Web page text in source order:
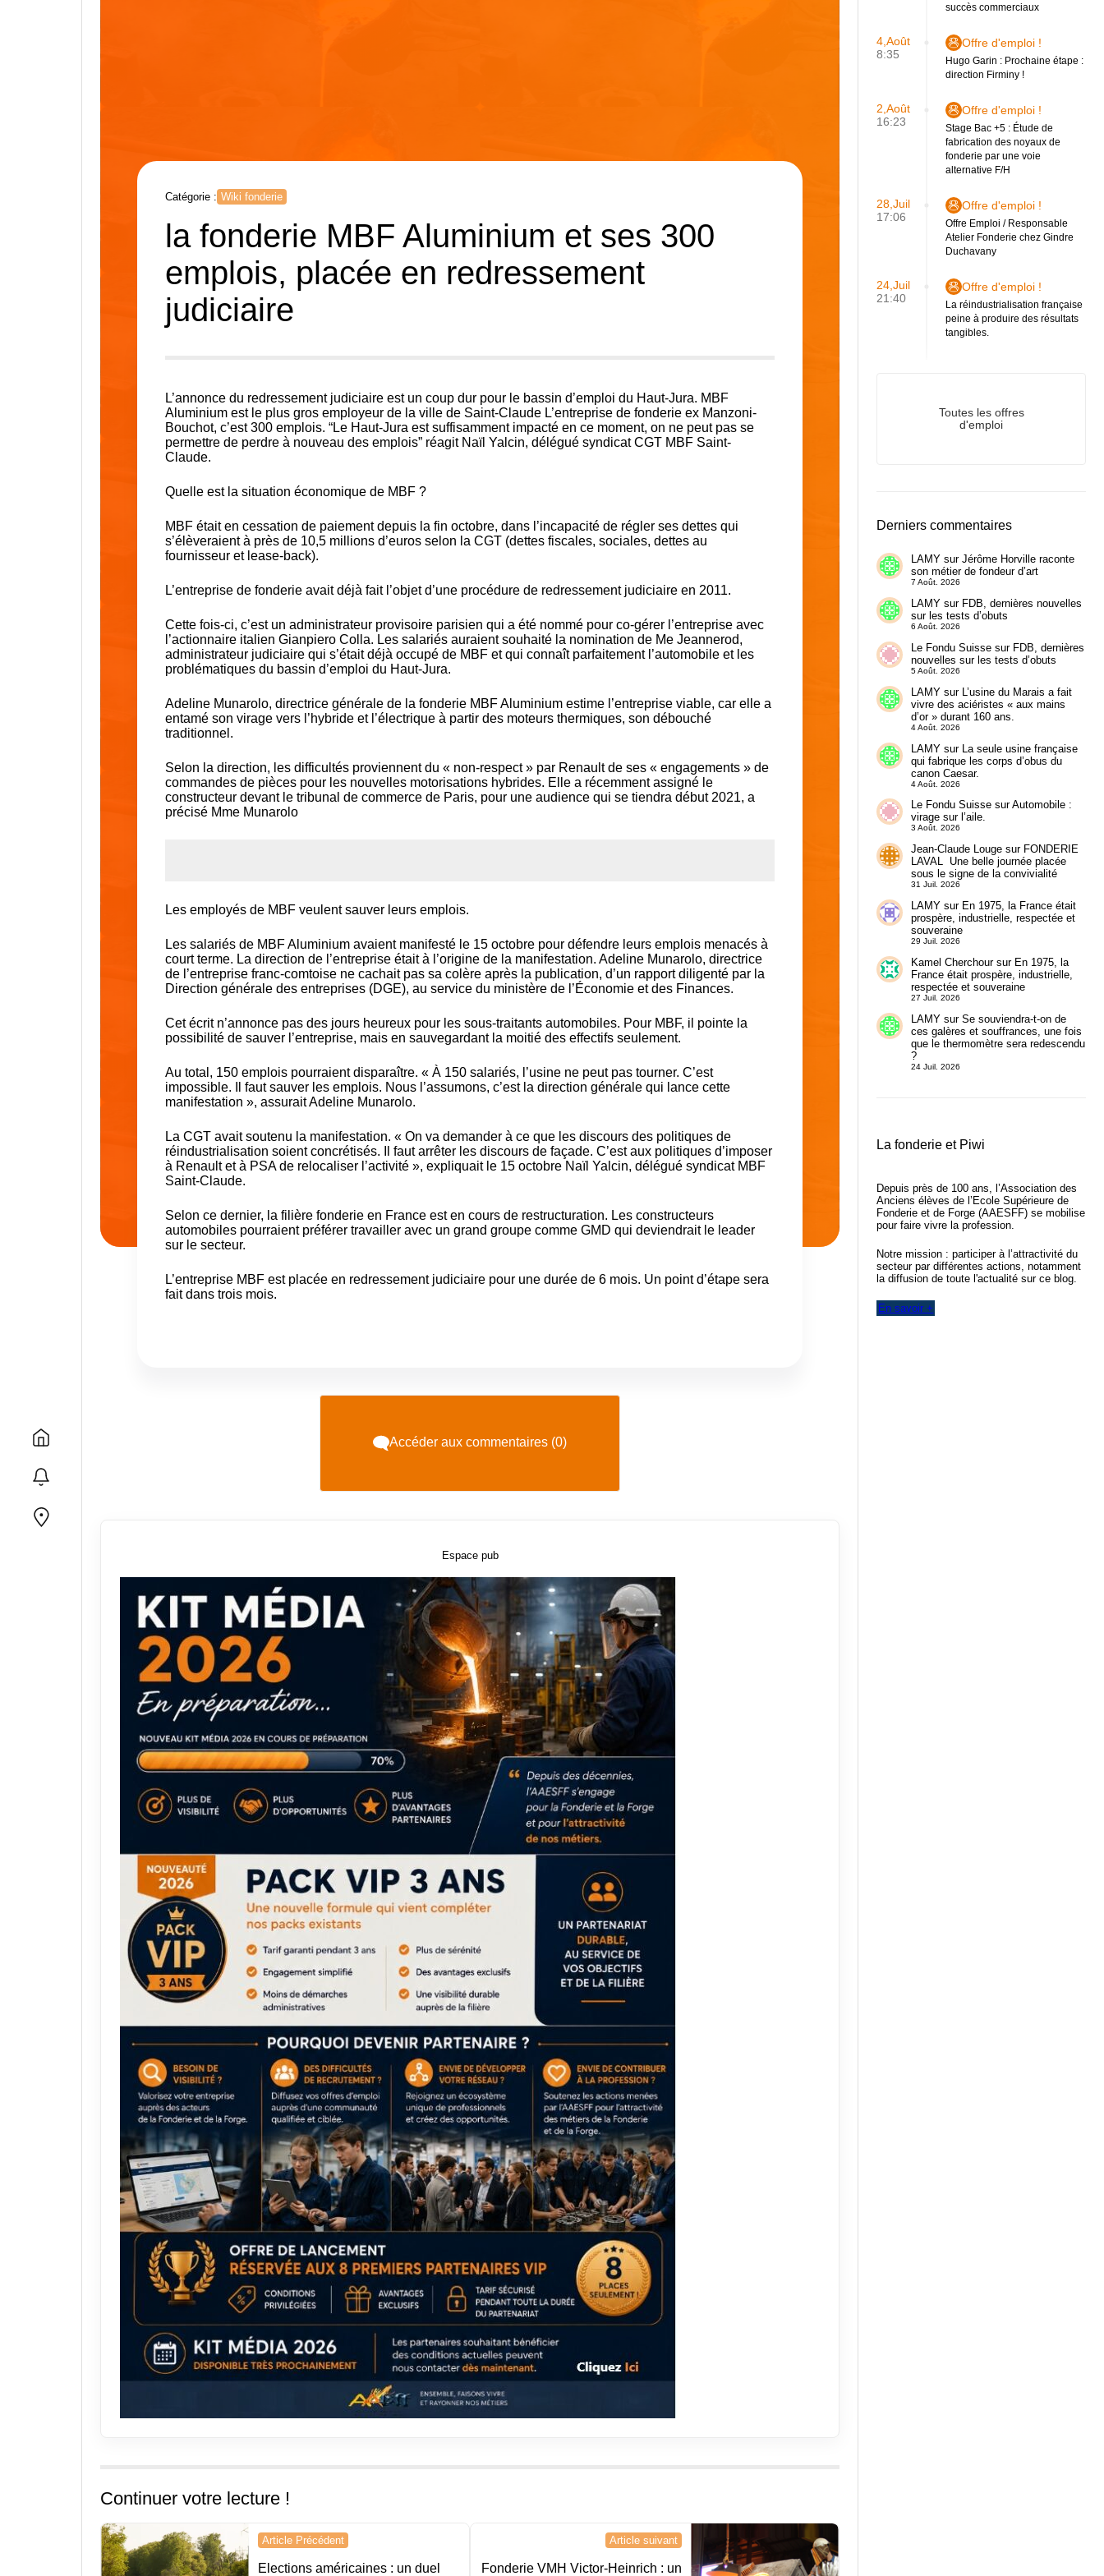
Catégorie : Wiki fonderie
la fonderie MBF Aluminium et ses 300
emplois, placée en redressement
judiciaire
L’annonce du redressement judiciaire est un coup dur pour le bassin d’emploi du Haut-Jura. MBF
Aluminium est le plus gros employeur de la ville de Saint-Claude L’entreprise de fonderie ex Manzoni-
Bouchot, c’est 300 emplois. “Le Haut-Jura est suffisamment impacté en ce moment, on ne peut pas se
permettre de perdre à nouveau des emplois” réagit Naïl Yalcin, délégué syndicat CGT MBF Saint-
Claude.
Quelle est la situation économique de MBF ?
MBF était en cessation de paiement depuis la fin octobre, dans l’incapacité de régler ses dettes qui
s’élèveraient à près de 10,5 millions d’euros selon la CGT (dettes fiscales, sociales, dettes au
fournisseur et lease-back).
L’entreprise de fonderie avait déjà fait l’objet d’une procédure de redressement judiciaire en 2011.
Cette fois-ci, c’est un administrateur provisoire parisien qui a été nommé pour co-gérer l’entreprise avec
l’actionnaire italien Gianpiero Colla. Les salariés auraient souhaité la nomination de Me Jeannerod,
administrateur judiciaire qui s’était déjà occupé de MBF et qui connaît parfaitement l’automobile et les
problématiques du bassin d’emploi du Haut-Jura.
Adeline Munarolo, directrice générale de la fonderie MBF Aluminium estime l’entreprise viable, car elle a
entamé son virage vers l’hybride et l’électrique à partir des moteurs thermiques, son débouché
traditionnel.
Selon la direction, les difficultés proviennent du « non-respect » par Renault de ses « engagements » de
commandes de pièces pour les nouvelles motorisations hybrides. Elle a récemment assigné le
constructeur devant le tribunal de commerce de Paris, pour une audience qui se tiendra début 2021, a
précisé Mme Munarolo
Les employés de MBF veulent sauver leurs emplois.
Les salariés de MBF Aluminium avaient manifesté le 15 octobre pour défendre leurs emplois menacés à
court terme. La direction de l’entreprise était à l’origine de la manifestation. Adeline Munarolo, directrice
de l’entreprise franc-comtoise ne cachait pas sa colère après la publication, d’un rapport diligenté par la
Direction générale des entreprises (DGE), au service du ministère de l’Économie et des Finances.
Cet écrit n’annonce pas des jours heureux pour les sous-traitants automobiles. Pour MBF, il pointe la
possibilité de sauver l’entreprise, mais en sauvegardant la moitié des effectifs seulement.
Au total, 150 emplois pourraient disparaître. « À 150 salariés, l’usine ne peut pas tourner. C’est
impossible. Il faut sauver les emplois. Nous l’assumons, c’est la direction générale qui lance cette
manifestation », assurait Adeline Munarolo.
La CGT avait soutenu la manifestation. « On va demander à ce que les discours des politiques de
réindustrialisation soient concrétisés. Il faut arrêter les discours de façade. C’est aux politiques d’imposer
à Renault et à PSA de relocaliser l’activité », expliquait le 15 octobre Naïl Yalcin, délégué syndicat MBF
Saint-Claude.
Selon ce dernier, la filière fonderie en France est en cours de restructuration. Les constructeurs
automobiles pourraient préférer travailler avec un grand groupe comme GMD qui deviendrait le leader
sur le secteur.
L’entreprise MBF est placée en redressement judiciaire pour une durée de 6 mois. Un point d’étape sera
fait dans trois mois.
Accéder aux commentaires (0)
Espace pub
Continuer votre lecture !
Navigation
de
Article Précédent
Elections américaines : un duel
Article suivant
Fonderie VMH Victor-Heinrich : un
succès commerciaux
4,Août
8:35
Offre d'emploi !
Hugo Garin : Prochaine étape :
direction Firminy !
2,Août
16:23
Offre d'emploi !
Stage Bac +5 : Étude de
fabrication des noyaux de
fonderie par une voie
alternative F/H
28,Juil
17:06
Offre d'emploi !
Offre Emploi / Responsable
Atelier Fonderie chez Gindre
Duchavany
24,Juil
21:40
Offre d'emploi !
La réindustrialisation française
peine à produire des résultats
tangibles.
Toutes les offres
d'emploi
Derniers commentaires
LAMYsur Jérôme Horville raconte
son métier de fondeur d’art
7 Août. 2026
LAMYsur FDB, dernières nouvelles
sur les tests d’obuts
6 Août. 2026
Le Fondu Suissesur FDB, dernières
nouvelles sur les tests d’obuts
5 Août. 2026
LAMYsur L’usine du Marais a fait
vivre des aciéristes « aux mains
d’or » durant 160 ans.
4 Août. 2026
LAMYsur La seule usine française
qui fabrique les corps d’obus du
canon Caesar.
4 Août. 2026
Le Fondu SuissesurAutomobile :
virage sur l’aile.
3 Août. 2026
Jean-Claude Lougesur FONDERIE
LAVAL Une belle journée placée
sous le signe de la convivialité
31 Juil. 2026
LAMYsur En 1975, la France était
prospère, industrielle, respectée et
souveraine
29 Juil. 2026
Kamel Cherchoursur En 1975, la
France était prospère, industrielle,
respectée et souveraine
27 Juil. 2026
LAMYsur Se souviendra-t-on de
ces galères et souffrances, une fois
que le thermomètre sera redescendu
?
24 Juil. 2026
La fonderie et Piwi
Depuis près de 100 ans, l’Association des
Anciens élèves de l’Ecole Supérieure de
Fonderie et de Forge (AAESFF) se mobilise
pour faire vivre la profession.
Notre mission : participer à l’attractivité du
secteur par différentes actions, notamment
la diffusion de toute l'actualité sur ce blog.
En savoir +